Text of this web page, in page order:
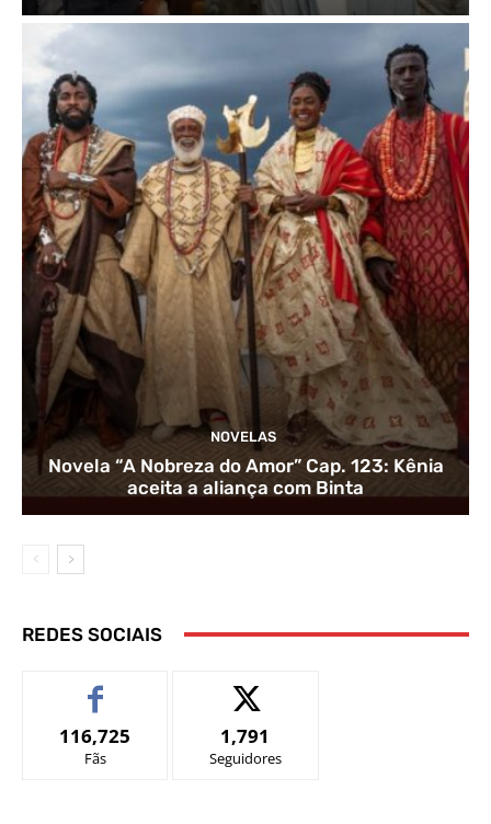
NOVELAS
Novela “A Nobreza do Amor” Cap. 123: Kênia
aceita a aliança com Binta
REDES SOCIAIS
116,725
Fãs
1,791
Seguidores